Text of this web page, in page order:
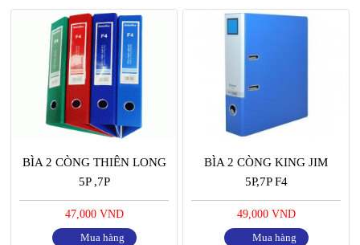
BÌA 2 CÒNG THIÊN LONG
5P ,7P
47,000 VND
Mua hàng
BÌA 2 CÒNG KING JIM
5P,7P F4
49,000 VND
Mua hàng